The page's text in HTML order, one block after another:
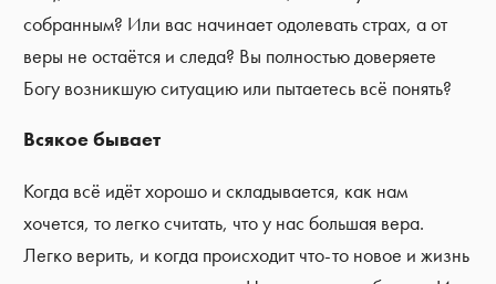
собранным? Или вас начинает одолевать страх, а от
веры не остаётся и следа? Вы полностью доверяете
Богу возникшую ситуацию или пытаетесь всё понять?
Всякое бывает
Когда всё идёт хорошо и складывается, как нам
хочется, то легко считать, что у нас большая вера.
Легко верить, и когда происходит что-то новое и жизнь